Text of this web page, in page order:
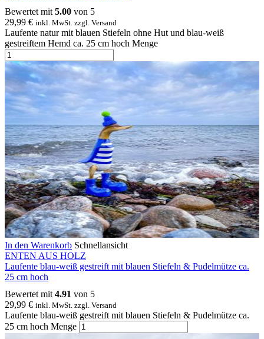
Bewertet mit 5.00 von 5
29,99 € inkl. MwSt. zzgl. Versand
Laufente natur mit blauen Stiefeln ohne Hut und blau-weiß
gestreiftem Hemd ca. 25 cm hoch Menge
In den Warenkorb Schnellansicht
ENTEN AUS HOLZ
Laufente blau-weiß gestreift mit blauen Stiefeln & Pudelmütze ca.
25 cm hoch
Bewertet mit 4.91 von 5
29,99 € inkl. MwSt. zzgl. Versand
Laufente blau-weiß gestreift mit blauen Stiefeln & Pudelmütze ca.
25 cm hoch Menge